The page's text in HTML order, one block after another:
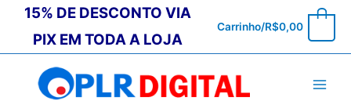
conteúdo
15% DE DESCONTO VIA
PIX EM TODA A LOJA
Carrinho/R$0,00